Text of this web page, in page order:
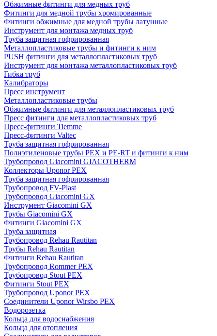
Обжимные фитинги для медных труб
Фитинги для медной трубы хромированные
Фитинги обжимные для медной трубы латунные
Инструмент для монтажа медных труб
Труба защитная гофрированная
Металлопластиковые трубы и фитинги к ним
PUSH фитинги для металлопластиковых труб
Инструмент для монтажа металлопластиковых труб
Гибка труб
Калибраторы
Пресс инструмент
Металлопластиковые трубы
Обжимные фитинги для металлопластиковых труб
Пресс фитинги для металлопластиковых труб
Пресс-фитинги Tiemme
Пресс-фитинги Valtec
Труба защитная гофрированная
Полиэтиленовые трубы PEX и PE-RT и фитинги к ним
Трубопровод Giacomini GIACOTHERM
Коллекторы Uponor PEX
Труба защитная гофрированная
Трубопровод FV-Plast
Трубопровод Giacomini GX
Инструмент Giacomini GX
Трубы Giacomini GX
Фитинги Giacomini GX
Труба защитная
Трубопровод Rehau Rautitan
Трубы Rehau Rautitan
Фитинги Rehau Rautitan
Трубопровод Rommer PEX
Трубопровод Stout PEX
Фитинги Stout PEX
Трубопровод Uponor PEX
Соединители Uponor Wirsbo PEX
Водорозетка
Кольца для водоснабжения
Кольца для отопления